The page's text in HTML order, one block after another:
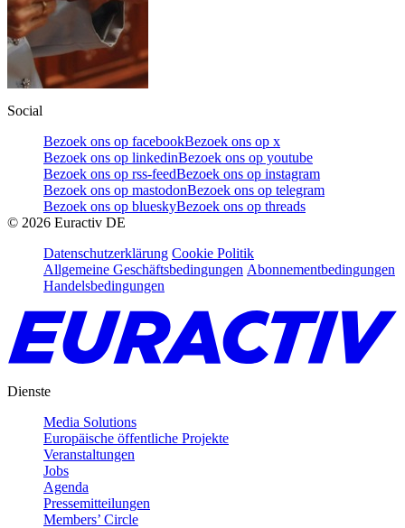
Social
Bezoek ons op facebookBezoek ons op x
Bezoek ons op linkedinBezoek ons op youtube
Bezoek ons op rss-feedBezoek ons op instagram
Bezoek ons op mastodonBezoek ons op telegram
Bezoek ons op blueskyBezoek ons op threads
© 2026 Euractiv DE
Datenschutzerklärung Cookie Politik
Allgemeine Geschäftsbedingungen Abonnementbedingungen
Handelsbedingungen
Dienste
Media Solutions
Europäische öffentliche Projekte
Veranstaltungen
Jobs
Agenda
Pressemitteilungen
Members’ Circle